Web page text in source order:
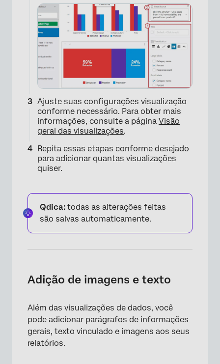
Ajuste suas configurações visualização
conforme necessário. Para obter mais
informações, consulte a página Visão
geral das visualizações.
Repita essas etapas conforme desejado
para adicionar quantas visualizações
quiser.
Qdica: todas as alterações feitas
são salvas automaticamente.
Adição de imagens e texto
Além das visualizações de dados, você
pode adicionar parágrafos de informações
gerais, texto vinculado e imagens aos seus
relatórios.